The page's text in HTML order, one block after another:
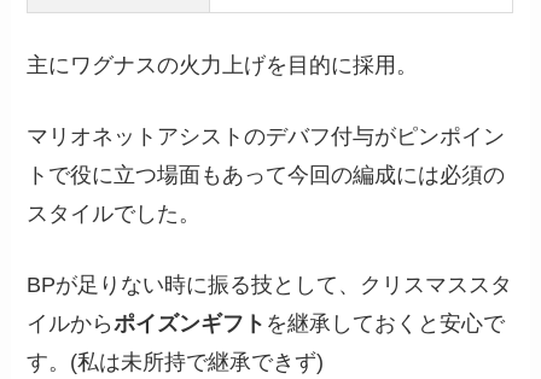
主にワグナスの火力上げを目的に採用。
マリオネットアシストのデバフ付与がピンポイン
トで役に立つ場面もあって今回の編成には必須の
スタイルでした。
BPが足りない時に振る技として、クリスマススタ
イルからポイズンギフト を継承しておくと安心で
す。(私は未所持で継承できず)